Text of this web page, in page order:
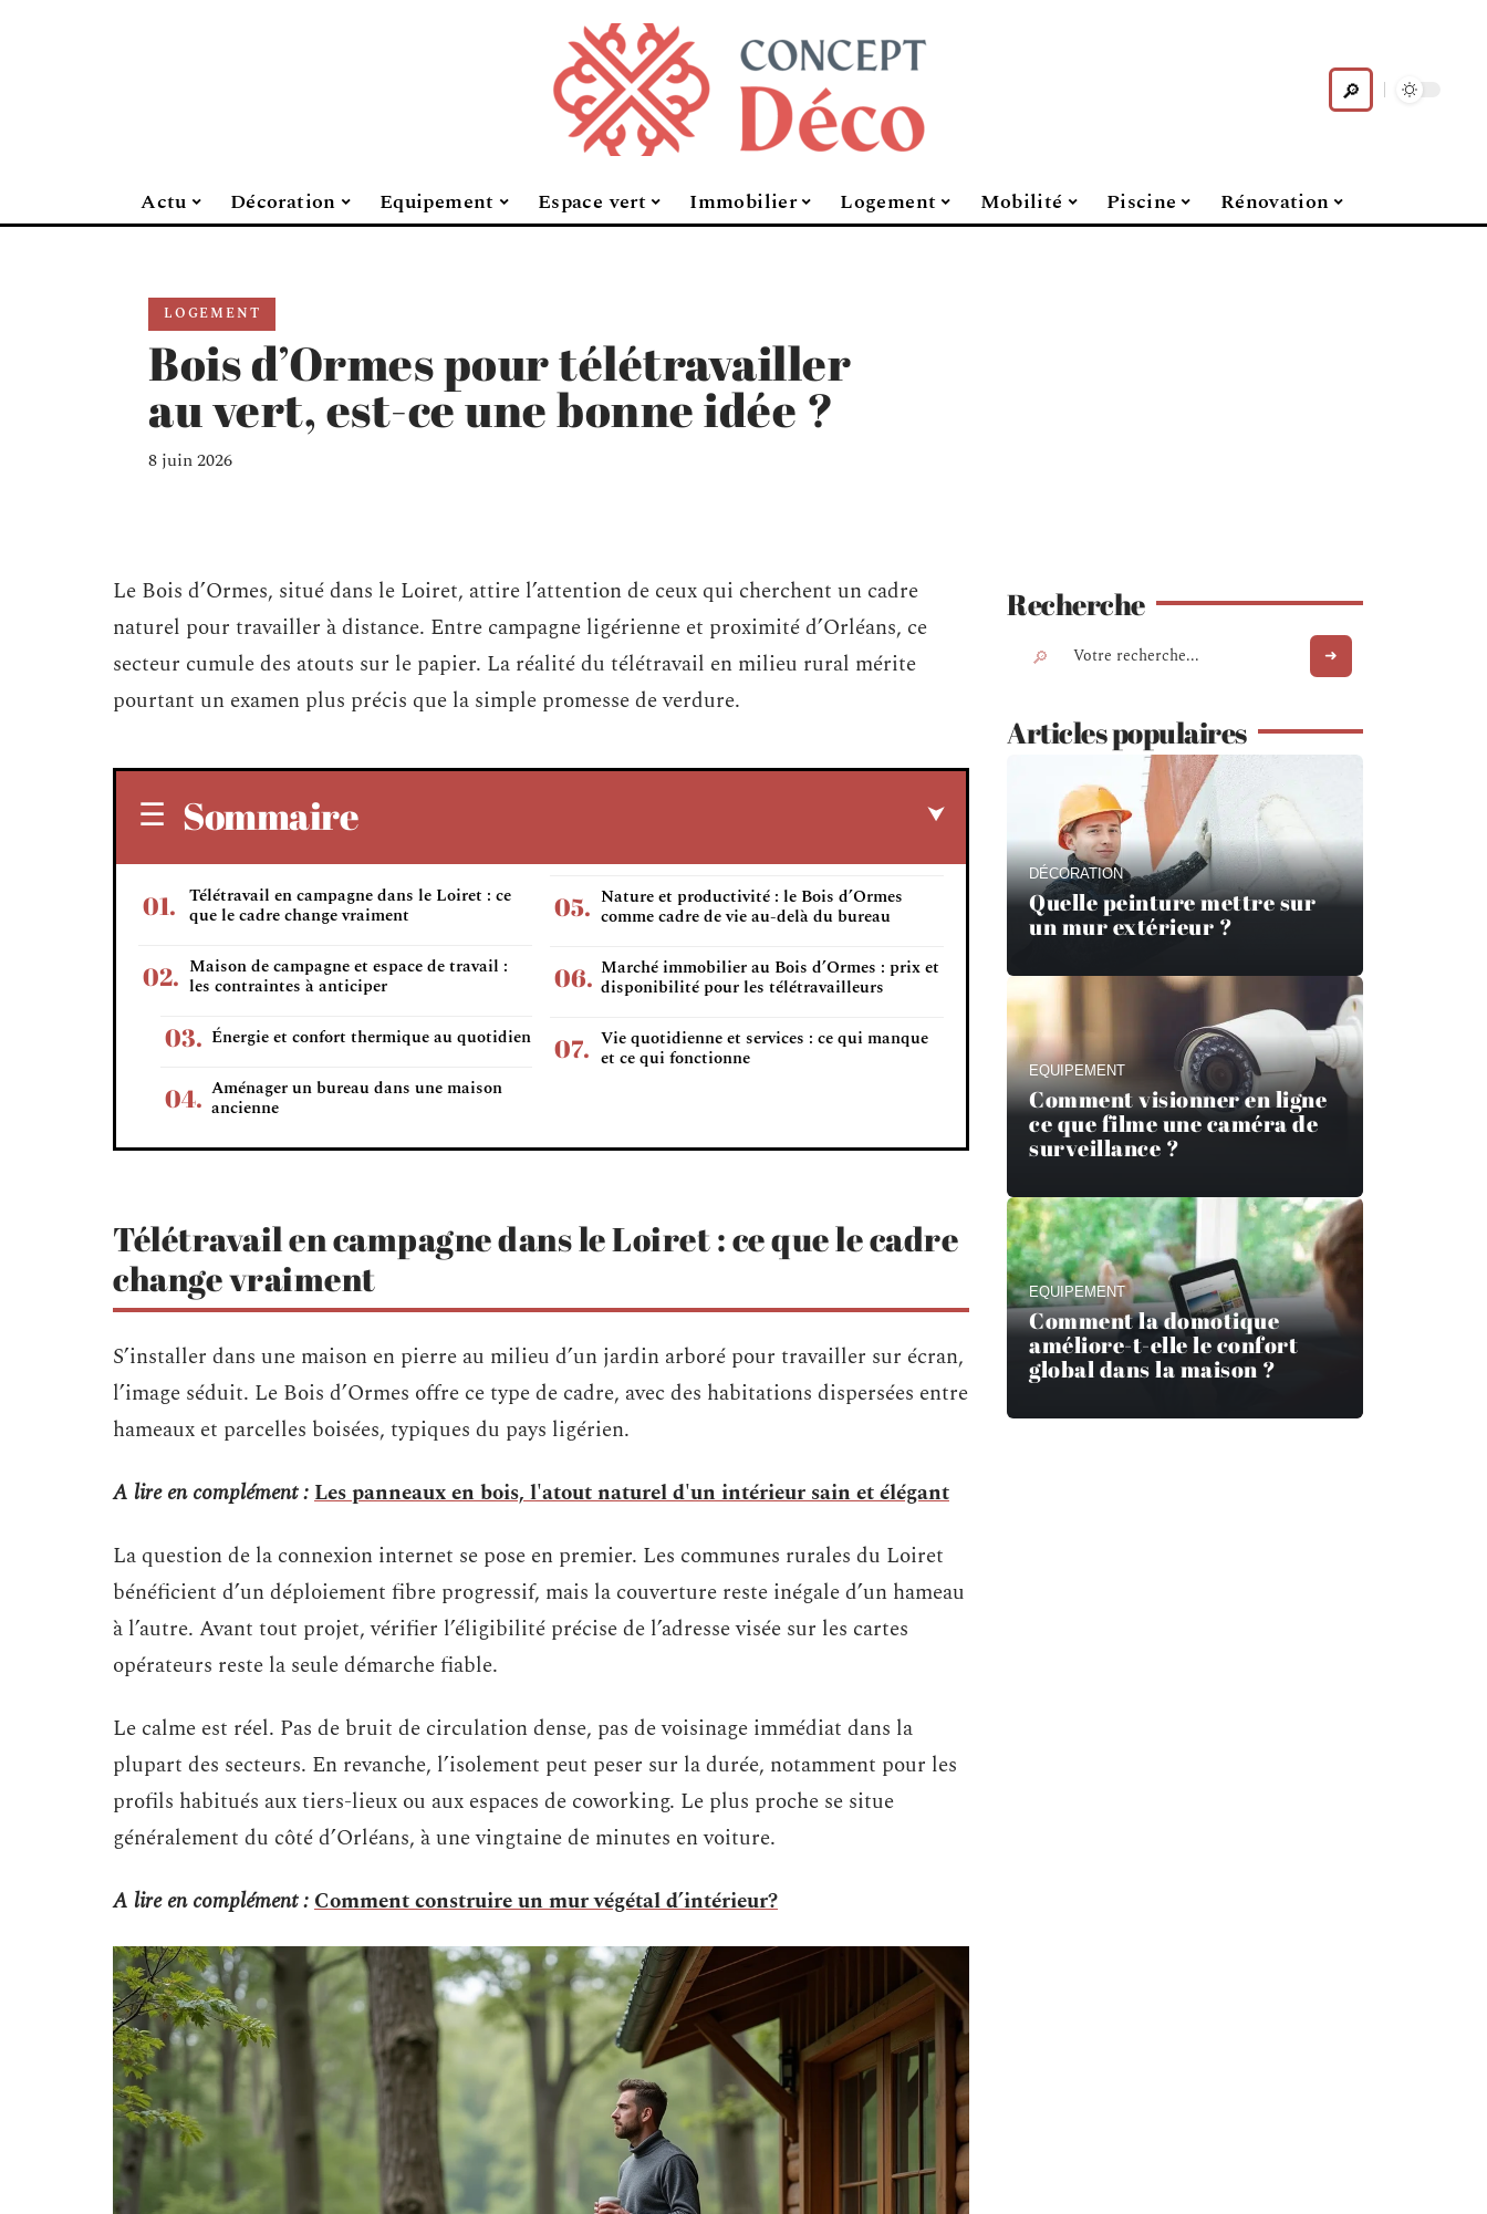
Actu Décoration Equipement Espace vert Immobilier Logement Mobilité Piscine Rénovation
LOGEMENT
Bois d’Ormes pour télétravailler
au vert, est-ce une bonne idée ?
8 juin 2026
Le Bois d’Ormes, situé dans le Loiret, attire l’attention de ceux qui cherchent un cadre
naturel pour travailler à distance. Entre campagne ligérienne et proximité d’Orléans, ce
secteur cumule des atouts sur le papier. La réalité du télétravail en milieu rural mérite
pourtant un examen plus précis que la simple promesse de verdure.
Sommaire
Télétravail en campagne dans le Loiret : ce
que le cadre change vraiment
Maison de campagne et espace de travail :
les contraintes à anticiper
Énergie et confort thermique au quotidien
Aménager un bureau dans une maison
ancienne
Nature et productivité : le Bois d’Ormes
comme cadre de vie au-delà du bureau
Marché immobilier au Bois d’Ormes : prix et
disponibilité pour les télétravailleurs
Vie quotidienne et services : ce qui manque
et ce qui fonctionne
Télétravail en campagne dans le Loiret : ce que le cadre
change vraiment
S’installer dans une maison en pierre au milieu d’un jardin arboré pour travailler sur écran,
l’image séduit. Le Bois d’Ormes offre ce type de cadre, avec des habitations dispersées entre
hameaux et parcelles boisées, typiques du pays ligérien.
A lire en complément :Les panneaux en bois, l'atout naturel d'un intérieur sain et élégant
La question de la connexion internet se pose en premier. Les communes rurales du Loiret
bénéficient d’un déploiement fibre progressif, mais la couverture reste inégale d’un hameau
à l’autre. Avant tout projet, vérifier l’éligibilité précise de l’adresse visée sur les cartes
opérateurs reste la seule démarche fiable.
Le calme est réel. Pas de bruit de circulation dense, pas de voisinage immédiat dans la
plupart des secteurs. En revanche, l’isolement peut peser sur la durée, notamment pour les
profils habitués aux tiers-lieux ou aux espaces de coworking. Le plus proche se situe
généralement du côté d’Orléans, à une vingtaine de minutes en voiture.
A lire en complément :Comment construire un mur végétal d’intérieur?
Recherche
Articles populaires
DÉCORATION
Quelle peinture mettre sur
un mur extérieur ?
EQUIPEMENT
Comment visionner en ligne
ce que filme une caméra de
surveillance ?
EQUIPEMENT
Comment la domotique
améliore-t-elle le confort
global dans la maison ?